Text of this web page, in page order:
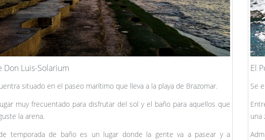
Don Luis-Solarium
situado en el paseo marítimo que lleva a la playa de Brazomar.
muy frecuentado para disfrutar del sol y el baño para aquellos que
la arena.
temporada de baño es un lugar donde la gente va a pasear y a
El
Se
una